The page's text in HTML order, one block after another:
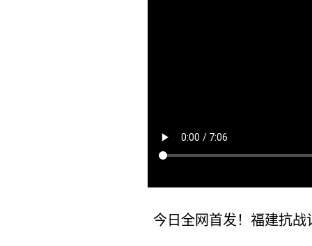
今日全网首发！福建抗